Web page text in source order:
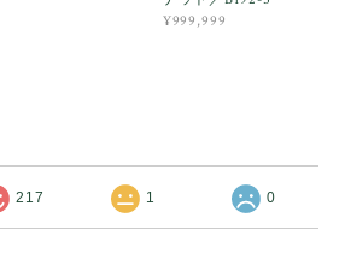
¥999,999
217 1 0